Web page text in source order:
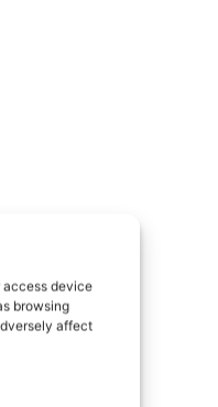
access device
browsing
affect